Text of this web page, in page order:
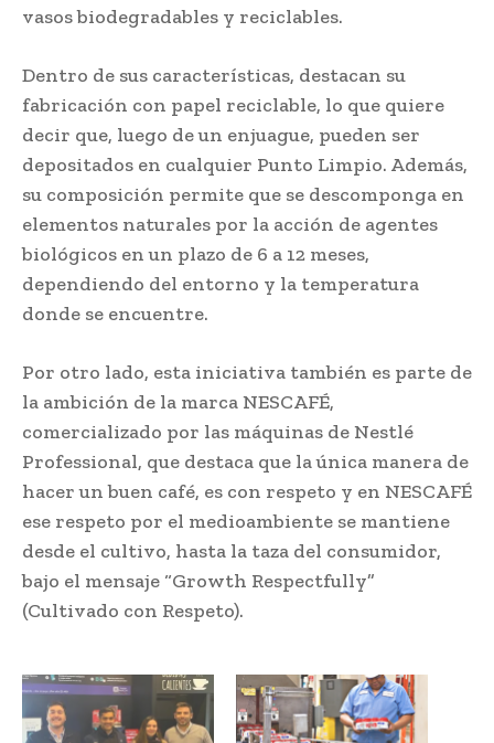
vasos biodegradables y reciclables.
Dentro de sus características, destacan su
fabricación con papel reciclable, lo que quiere
decir que, luego de un enjuague, pueden ser
depositados en cualquier Punto Limpio. Además,
su composición permite que se descomponga en
elementos naturales por la acción de agentes
biológicos en un plazo de 6 a 12 meses,
dependiendo del entorno y la temperatura
donde se encuentre.
Por otro lado, esta iniciativa también es parte de
la ambición de la marca NESCAFÉ,
comercializado por las máquinas de Nestlé
Professional, que destaca que la única manera de
hacer un buen café, es con respeto y en NESCAFÉ
ese respeto por el medioambiente se mantiene
desde el cultivo, hasta la taza del consumidor,
bajo el mensaje “Growth Respectfully”
(Cultivado con Respeto).